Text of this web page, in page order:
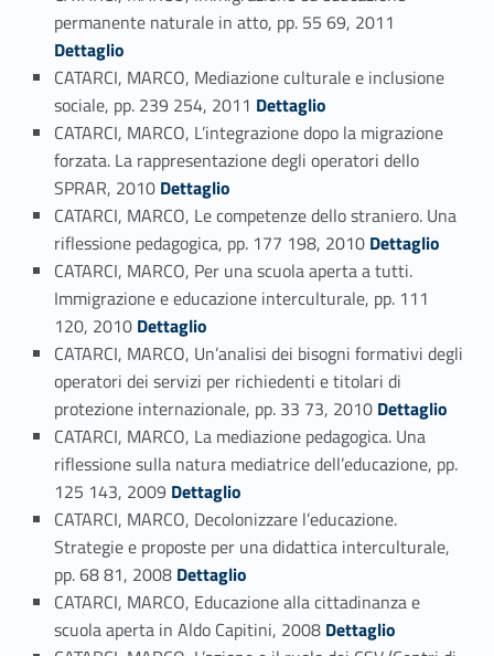
permanente naturale in atto, pp. 55 69, 2011
Dettaglio
CATARCI, MARCO, Mediazione culturale e inclusione
sociale, pp. 239 254, 2011 Link identifier #identifier_person_3222-151
Dettaglio
CATARCI, MARCO, L’integrazione dopo la migrazione
forzata. La rappresentazione degli operatori dello
SPRAR, 2010 Link identifier #identifier_person_109071-152
Dettaglio
CATARCI, MARCO, Le competenze dello straniero. Una
riflessione pedagogica, pp. 177 198, 2010 Link identifier #identifier_person_63129-153
Dettaglio
CATARCI, MARCO, Per una scuola aperta a tutti.
Immigrazione e educazione interculturale, pp. 111
120, 2010 Link identifier #identifier_person_83273-154
Dettaglio
CATARCI, MARCO, Un’analisi dei bisogni formativi degli
operatori dei servizi per richiedenti e titolari di
protezione internazionale, pp. 33 73, 2010 Link identifier #identifier_person_90131-155
Dettaglio
CATARCI, MARCO, La mediazione pedagogica. Una
riflessione sulla natura mediatrice dell’educazione, pp.
125 143, 2009 Link identifier #identifier_person_75706-156
Dettaglio
CATARCI, MARCO, Decolonizzare l’educazione.
Strategie e proposte per una didattica interculturale,
pp. 68 81, 2008 Link identifier #identifier_person_183002-157
Dettaglio
CATARCI, MARCO, Educazione alla cittadinanza e
scuola aperta in Aldo Capitini, 2008 Link identifier #identifier_person_178111-158
Dettaglio